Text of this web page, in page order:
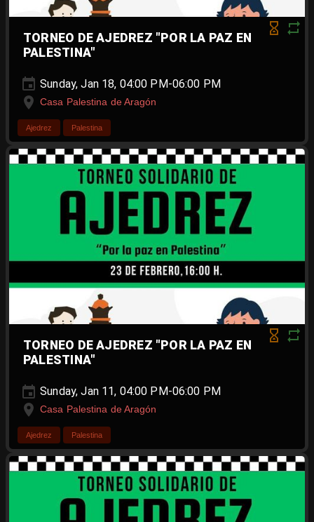
TORNEO DE AJEDREZ "POR LA PAZ EN
PALESTINA"
Sunday, Jan 18, 04:00 PM-06:00 PM
Casa Palestina de Aragón
Ajedrez Palestina
TORNEO DE AJEDREZ "POR LA PAZ EN
PALESTINA"
Sunday, Jan 11, 04:00 PM-06:00 PM
Casa Palestina de Aragón
Ajedrez Palestina